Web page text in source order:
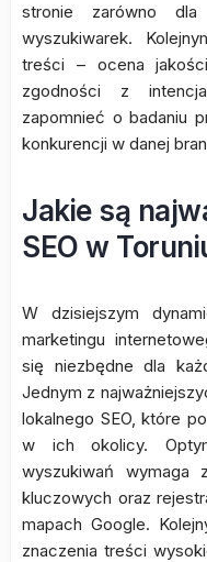
stronie zarówno
wyszukiwarek.
treści – ocena
zgodności z
zapomnieć o badaniu
konkurencji w danej
Jakie są
SEO w
W dzisiejszym
marketingu
się niezbędne dla
Jednym z
lokalnego SEO, które
w ich okolicy.
wyszukiwań wymaga
kluczowych oraz
mapach Google.
znaczenia treści